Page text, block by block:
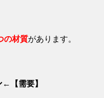
の材質があります。
←【需要】